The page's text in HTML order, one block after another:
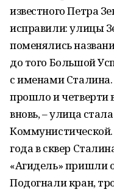
известного Петра
исправили: улицы
поменялись
до того Большой
с именами Сталина.
прошло и четверти
вновь, – улица
Коммунистической.
года в сквер
«Агидель» пришли
Подогнали кран,